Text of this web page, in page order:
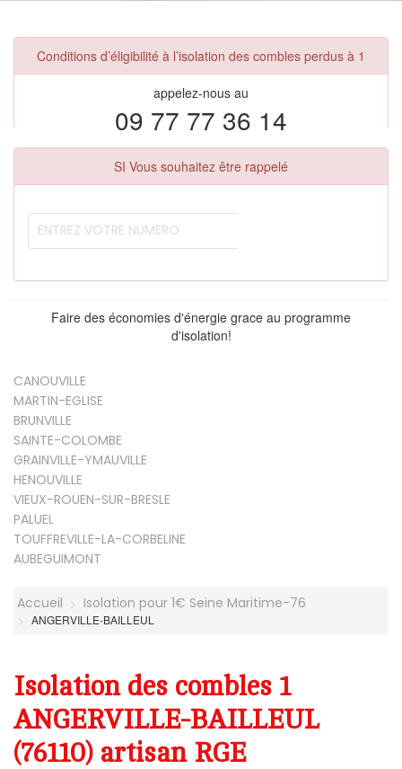
Conditions d’éligibilité à l’isolation des combles perdus à 1
appelez-nous au
09 77 77 36 14
SI Vous souhaitez être rappelé
Faire des économies d'énergie grace au programme
d'isolation!
CANOUVILLE
MARTIN-EGLISE
BRUNVILLE
SAINTE-COLOMBE
GRAINVILLE-YMAUVILLE
HENOUVILLE
VIEUX-ROUEN-SUR-BRESLE
PALUEL
TOUFFREVILLE-LA-CORBELINE
AUBEGUIMONT
Accueil Isolation pour 1€ Seine Maritime-76
ANGERVILLE-BAILLEUL
Isolation des combles 1
ANGERVILLE-BAILLEUL
(76110) artisan RGE